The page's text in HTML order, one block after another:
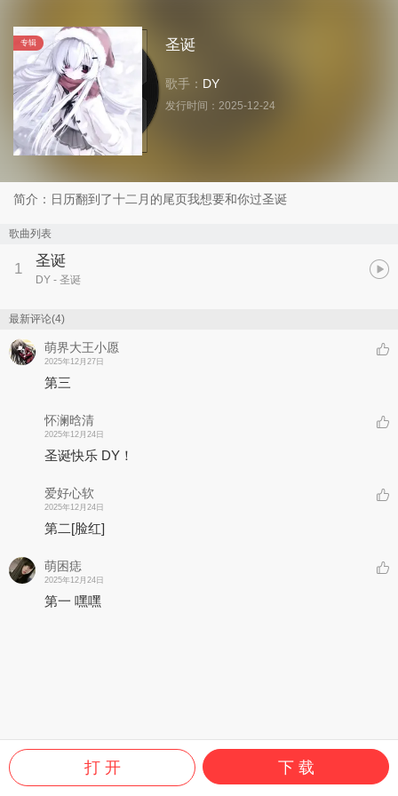
专辑 圣诞
歌手： DY
发行时间： 2025-12-24
简介：日历翻到了十二月的尾页我想要和你过圣诞
歌曲列表
1 圣诞
DY - 圣诞
最新评论(4)
萌界大王小愿
2025年12月27日
第三
怀澜晗清
2025年12月24日
圣诞快乐 DY！
爱好心软
2025年12月24日
第二[脸红]
萌困痣
2025年12月24日
第一 嘿嘿
打 开 下 载